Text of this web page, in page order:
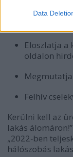
Data
Eloszlatja a
oldalon
Felhív
Kerülni kell az
lakás
„2022-ben
hálószobás